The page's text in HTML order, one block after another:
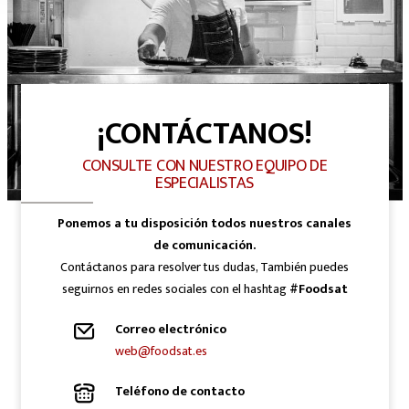
¡CONTÁCTANOS!
CONSULTE CON NUESTRO EQUIPO DE
ESPECIALISTAS
Ponemos a tu disposición todos nuestros canales
de comunicación.
Contáctanos para resolver tus dudas, También puedes
seguirnos en redes sociales con el hashtag#Foodsat
Correo electrónico
web@foodsat.es
Teléfono de contacto